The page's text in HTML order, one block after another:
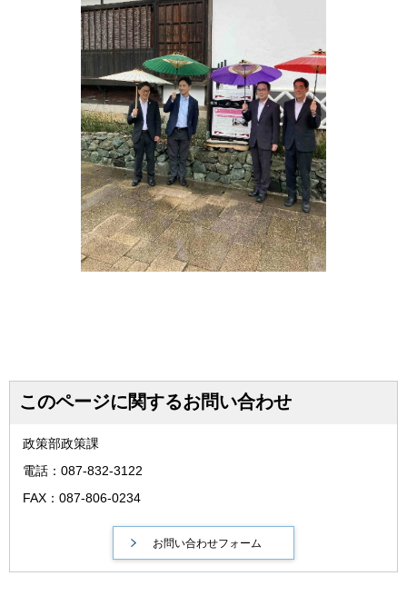
このページに関するお問い合わせ
政策部政策課
電話：087-832-3122
FAX：087-806-0234